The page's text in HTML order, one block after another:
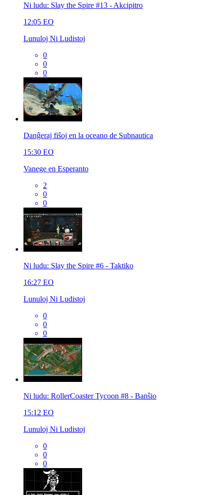
Ni ludu: Slay the Spire #13 - Akcipitro
12:05 EO
Lunuloj Ni Ludistoj
0
0
0
Danĝeraj fiŝoj en la oceano de Subnautica
15:30 EO
Vanege en Esperanto
2
0
0
Ni ludu: Slay the Spire #6 - Taktiko
16:27 EO
Lunuloj Ni Ludistoj
0
0
0
Ni ludu: RollerCoaster Tycoon #8 - Banŝio
15:12 EO
Lunuloj Ni Ludistoj
0
0
0